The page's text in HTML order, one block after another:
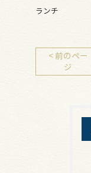
ランチ
< 前のペー
ジ